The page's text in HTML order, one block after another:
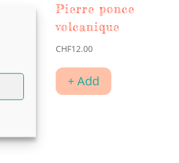
Pierre ponce
volcanique
CHF12.00
+ Add